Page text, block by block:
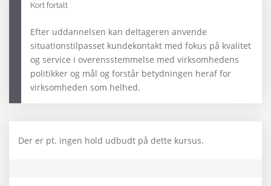
Kort fortalt
Efter uddannelsen kan deltageren anvende
situationstilpasset kundekontakt med fokus på kvalitet
og service i overensstemmelse med virksomhedens
politikker og mål og forstår betydningen heraf for
virksomheden som helhed.
Der er pt. ingen hold udbudt på dette kursus.